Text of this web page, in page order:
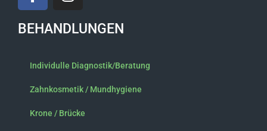
e
o
k
-
f
t
g
a
m
BEHANDLUNGEN
Individulle Diagnostik/Beratung
Zahnkosmetik / Mundhygiene
Krone / Brücke